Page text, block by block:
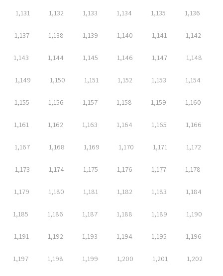
1,131 1,132 1,133 1,134 1,135 1,136
1,137 1,138 1,139 1,140 1,141 1,142
1,143 1,144 1,145 1,146 1,147 1,148
1,149 1,150 1,151 1,152 1,153 1,154
1,155 1,156 1,157 1,158 1,159 1,160
1,161 1,162 1,163 1,164 1,165 1,166
1,167 1,168 1,169 1,170 1,171 1,172
1,173 1,174 1,175 1,176 1,177 1,178
1,179 1,180 1,181 1,182 1,183 1,184
1,185 1,186 1,187 1,188 1,189 1,190
1,191 1,192 1,193 1,194 1,195 1,196
1,197 1,198 1,199 1,200 1,201 1,202